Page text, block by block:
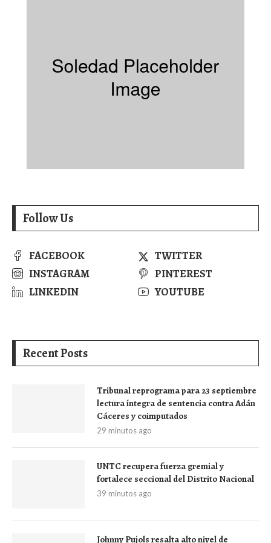
Follow Us
FACEBOOK
TWITTER
INSTAGRAM
PINTEREST
LINKEDIN
YOUTUBE
Recent Posts
Tribunal reprograma para 23 septiembre
lectura íntegra de sentencia contra Adán
Cáceres y coimputados
29 minutos ago
UNTC recupera fuerza gremial y
fortalece seccional del Distrito Nacional
39 minutos ago
Johnny Pujols resalta alto nivel de